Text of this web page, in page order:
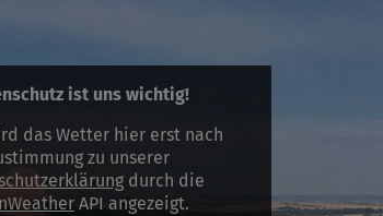
ist uns wichtig!
das Wetter hier erst nach
zu unserer
durch die
API angezeigt.